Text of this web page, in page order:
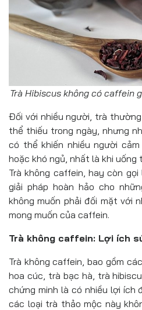
Trà Hibiscus không có caffein
Đối với nhiều người, trà
thể thiếu trong ngày, nhưng
có thể khiến nhiều người
hoặc khó ngủ, nhất là khi uống
Trà không caffein, hay còn
giải pháp hoàn hảo cho
không muốn phải đối mặt với
mong muốn của caffein.
Trà không caffein: Lợi ích
Trà không caffein, bao gồm
hoa cúc, trà bạc hà, trà
chứng minh là có nhiều lợi ích
các loại trà thảo mộc này